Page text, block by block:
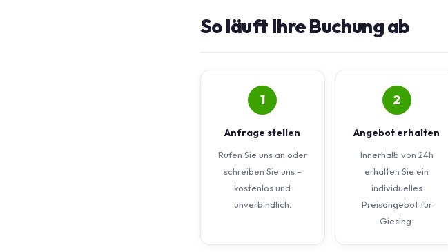
So läuft Ihre Buchung ab
1
Anfrage stellen
Rufen Sie uns an oder
schreiben Sie uns –
kostenlos und
unverbindlich.
2
Angebot erhalten
Innerhalb von 24h
erhalten Sie ein
individuelles
Preisangebot für
Giesing.